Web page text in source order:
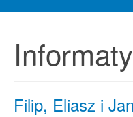
Filip, Eliasz i